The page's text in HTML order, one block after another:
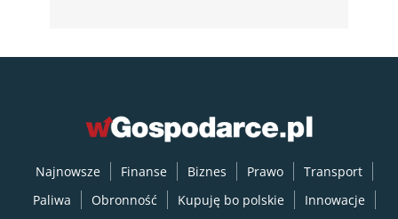
Najnowsze Finanse Biznes Prawo
Transport
Paliwa
Obronność Kupuję bo polskie Innowacje